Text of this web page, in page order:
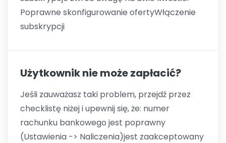
Poprawne skonfigurowanie ofertyWłączenie
subskrypcji
Użytkownik nie może zapłacić?
Jeśli zauważasz taki problem, przejdź przez
checklistę niżej i upewnij się, że: numer
rachunku bankowego jest poprawny
(Ustawienia -> Naliczenia)jest zaakceptowany